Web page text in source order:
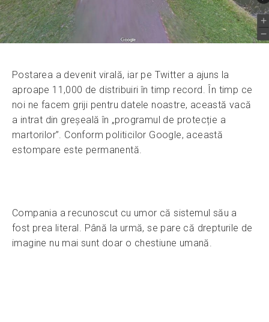
Postarea a devenit virală, iar pe Twitter a ajuns la
aproape 11,000 de distribuiri în timp record. În timp ce
noi ne facem griji pentru datele noastre, această vacă
a intrat din greșeală în „programul de protecție a
martorilor”. Conform politicilor Google, această
estompare este permanentă.
Compania a recunoscut cu umor că sistemul său a
fost prea literal. Până la urmă, se pare că drepturile de
imagine nu mai sunt doar o chestiune umană.